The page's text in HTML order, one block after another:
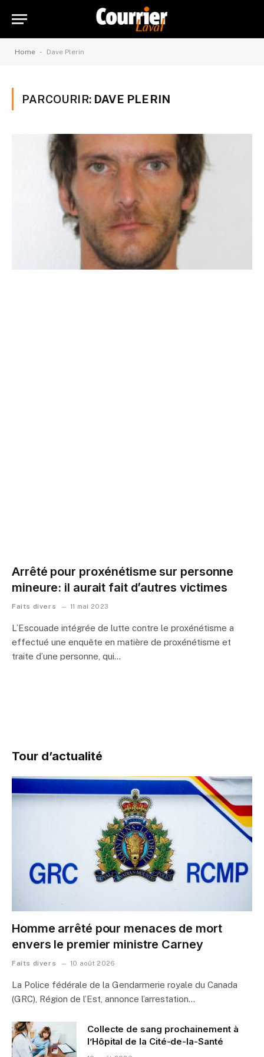
Home - Dave Plerin
PARCOURIR: DAVE PLERIN
Arrêté pour proxénétisme sur personne
mineure: il aurait fait d’autres victimes
Faits divers 11 mai 2023
L’Escouade intégrée de lutte contre le proxénétisme a
effectué une enquête en matière de proxénétisme et
traite d’une personne, qui…
Tour d’actualité
Homme arrêté pour menaces de mort
envers le premier ministre Carney
Faits divers 10 août 2026
La Police fédérale de la Gendarmerie royale du Canada
(GRC), Région de l’Est, annonce l’arrestation…
Collecte de sang prochainement à
l’Hôpital de la Cité-de-la-Santé